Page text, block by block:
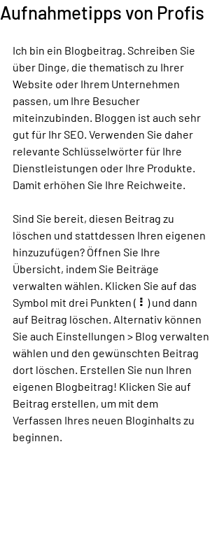
Aufnahmetipps von Profis
Ich bin ein Blogbeitrag. Schreiben Sie
über Dinge, die thematisch zu Ihrer
Website oder Ihrem Unternehmen
passen, um Ihre Besucher
miteinzubinden. Bloggen ist auch sehr
gut für Ihr SEO. Verwenden Sie daher
relevante Schlüsselwörter für Ihre
Dienstleistungen oder Ihre Produkte.
Damit erhöhen Sie Ihre Reichweite.
Sind Sie bereit, diesen Beitrag zu
löschen und stattdessen Ihren eigenen
hinzuzufügen? Öffnen Sie Ihre
Übersicht, indem Sie Beiträge
verwalten wählen. Klicken Sie auf das
Symbol mit drei Punkten ( ⠇) und dann
auf Beitrag löschen. Alternativ können
Sie auch Einstellungen > Blog verwalten
wählen und den gewünschten Beitrag
dort löschen. Erstellen Sie nun Ihren
eigenen Blogbeitrag! Klicken Sie auf
Beitrag erstellen, um mit dem
Verfassen Ihres neuen Bloginhalts zu
beginnen.